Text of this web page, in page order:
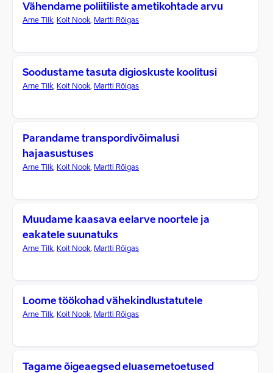
Vähendame poliitiliste ametikohtade arvu
Arne Tilk, Koit Nook, Martti Rõigas
Soodustame tasuta digioskuste koolitusi
Arne Tilk, Koit Nook, Martti Rõigas
Parandame transpordivõimalusi
hajaasustuses
Arne Tilk, Koit Nook, Martti Rõigas
Muudame kaasava eelarve noortele ja
eakatele suunatuks
Arne Tilk, Koit Nook, Martti Rõigas
Loome töökohad vähekindlustatutele
Arne Tilk, Koit Nook, Martti Rõigas
Tagame õigeaegsed eluasemetoetused